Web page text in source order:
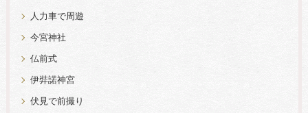
人力車で周遊
今宮神社
仏前式
伊弉諾神宮
伏見で前撮り